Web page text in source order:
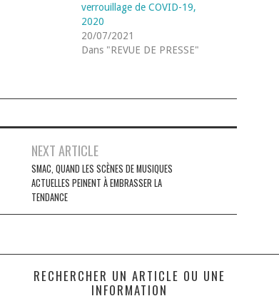
verrouillage de COVID-19,
2020
20/07/2021
Dans "REVUE DE PRESSE"
NEXT ARTICLE
SMAC, QUAND LES SCÈNES DE MUSIQUES
ACTUELLES PEINENT À EMBRASSER LA
TENDANCE
RECHERCHER UN ARTICLE OU UNE
INFORMATION